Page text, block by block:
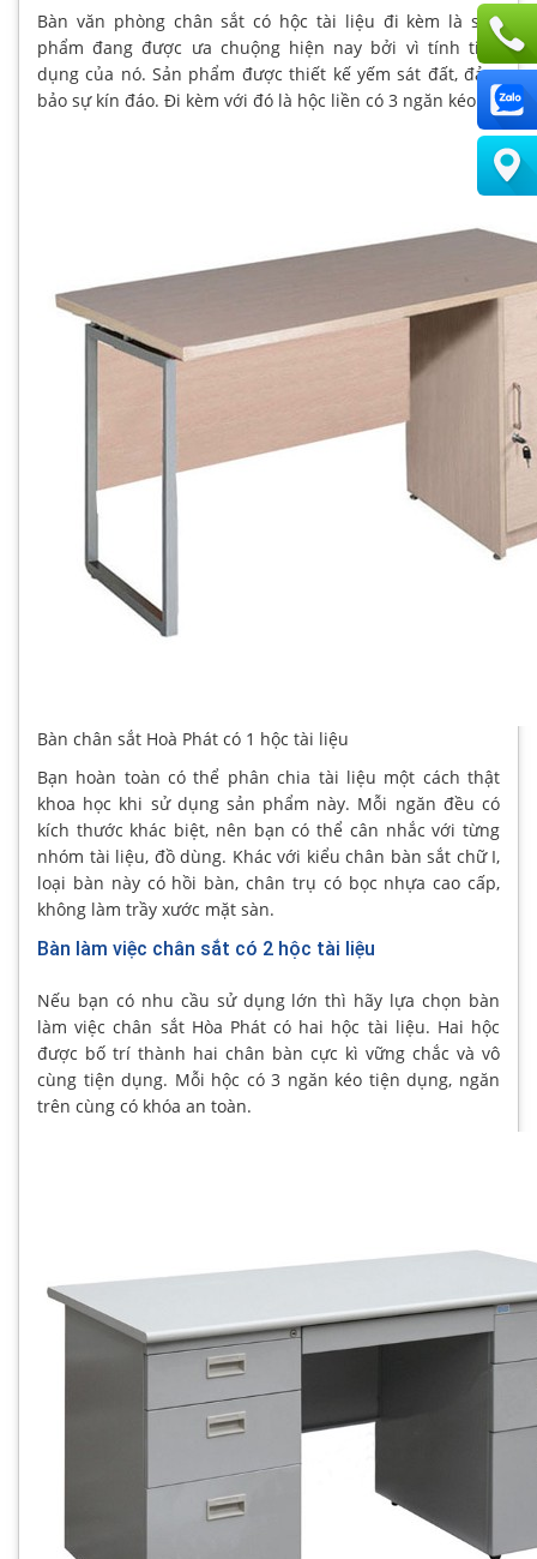
Bàn văn phòng chân sắt có hộc tài liệu đi kèm là sản
phẩm đang được ưa chuộng hiện nay bởi vì tính tiện
dụng của nó. Sản phẩm được thiết kế yếm sát đất, đảm
bảo sự kín đáo. Đi kèm với đó là hộc liền có 3 ngăn kéo.
Bàn chân sắt Hoà Phát có 1 hộc tài liệu
Bạn hoàn toàn có thể phân chia tài liệu một cách thật
khoa học khi sử dụng sản phẩm này. Mỗi ngăn đều có
kích thước khác biệt, nên bạn có thể cân nhắc với từng
nhóm tài liệu, đồ dùng. Khác với kiểu chân bàn sắt chữ I,
loại bàn này có hồi bàn, chân trụ có bọc nhựa cao cấp,
không làm trầy xước mặt sàn.
Bàn làm việc chân sắt có 2 hộc tài liệu
Nếu bạn có nhu cầu sử dụng lớn thì hãy lựa chọn bàn
làm việc chân sắt Hòa Phát có hai hộc tài liệu. Hai hộc
được bố trí thành hai chân bàn cực kì vững chắc và vô
cùng tiện dụng. Mỗi hộc có 3 ngăn kéo tiện dụng, ngăn
trên cùng có khóa an toàn.